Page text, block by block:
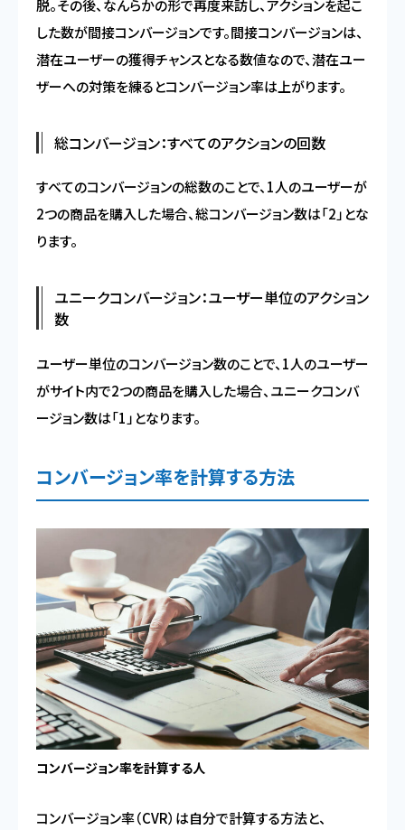
脱。その後、なんらかの形で再度来訪し、アクションを起こ
した数が間接コンバージョンです。間接コンバージョンは、
潜在ユーザーの獲得チャンスとなる数値なので、潜在ユー
ザーへの対策を練るとコンバージョン率は上がります。
総コンバージョン：すべてのアクションの回数
すべてのコンバージョンの総数のことで、1人のユーザーが
2つの商品を購入した場合、総コンバージョン数は「2」とな
ります。
ユニークコンバージョン：ユーザー単位のアクション
数
ユーザー単位のコンバージョン数のことで、1人のユーザー
がサイト内で2つの商品を購入した場合、ユニークコンバ
ージョン数は「1」となります。
コンバージョン率を計算する方法
コンバージョン率を計算する人
コンバージョン率（CVR）は自分で計算する方法と、